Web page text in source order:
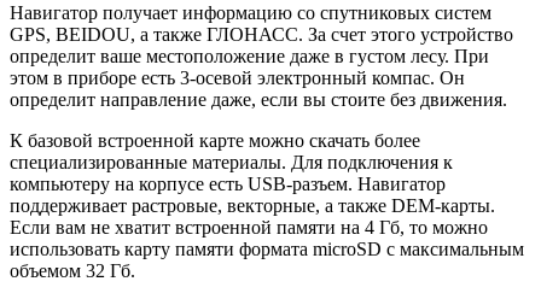
Навигатор получает информацию со спутниковых систем
GPS, BEIDOU, а также ГЛОНАСС. За счет этого устройство
определит ваше местоположение даже в густом лесу. При
этом в приборе есть 3-осевой электронный компас. Он
определит направление даже, если вы стоите без движения.
К базовой встроенной карте можно скачать более
специализированные материалы. Для подключения к
компьютеру на корпусе есть USB-разъем. Навигатор
поддерживает растровые, векторные, а также DEM-карты.
Если вам не хватит встроенной памяти на 4 Гб, то можно
использовать карту памяти формата microSD с максимальным
объемом 32 Гб.